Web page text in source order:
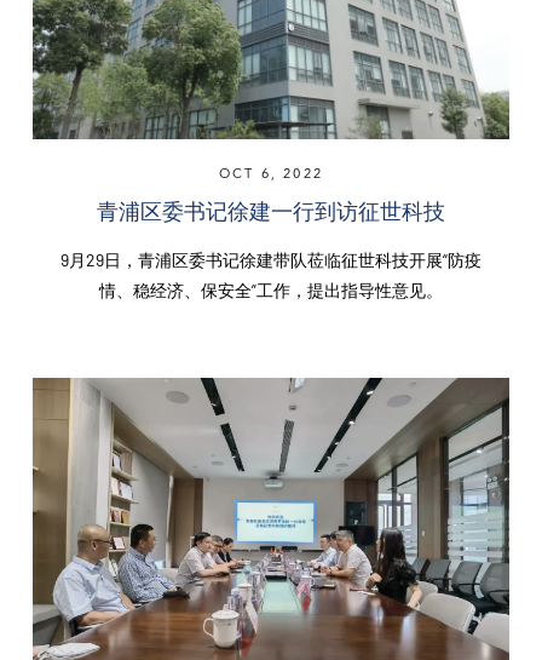
OCT 6, 2022
青浦区委书记徐建一行到访征世科技
9月29日，青浦区委书记徐建带队莅临征世科技开展“防疫
情、稳经济、保安全”工作，提出指导性意见。